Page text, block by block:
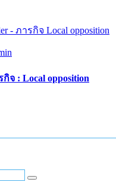
กิจ : Local opposition